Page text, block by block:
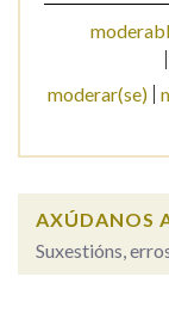
OUTRAS
moderar(se)
AXÚDANOS
Suxestións,